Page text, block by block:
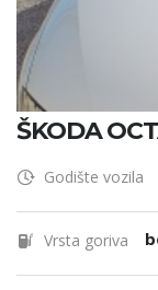
ŠKODA
Godište vozila
Vrsta goriva